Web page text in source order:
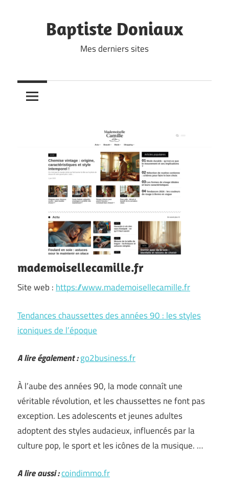
Baptiste Doniaux
Mes derniers sites
mademoisellecamille.fr
Site web : https://www.mademoisellecamille.fr
Tendances chaussettes des années 90 : les styles
iconiques de l’époque
A lire également :go2business.fr
À l’aube des années 90, la mode connaît une
véritable révolution, et les chaussettes ne font pas
exception. Les adolescents et jeunes adultes
adoptent des styles audacieux, influencés par la
culture pop, le sport et les icônes de la musique. …
A lire aussi :coindimmo.fr